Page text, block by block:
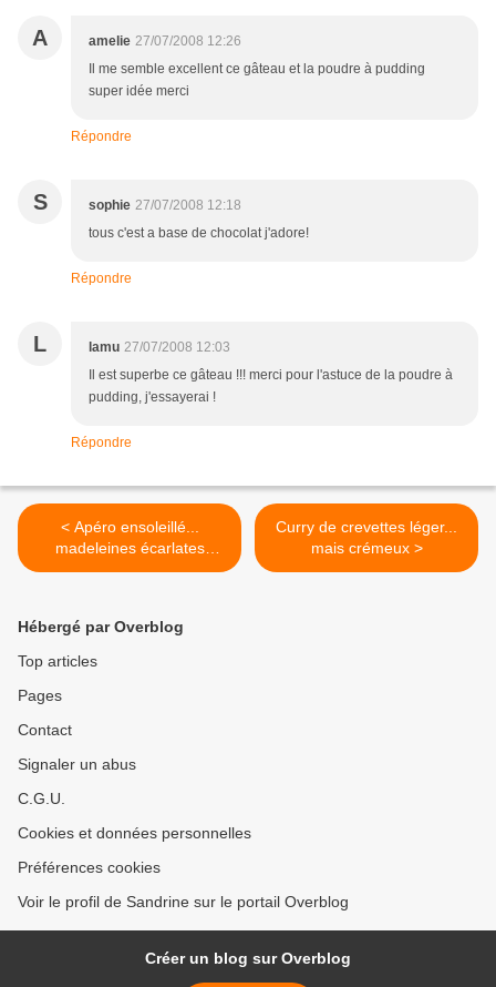
A amelie 27/07/2008 12:26
Il me semble excellent ce gâteau et la poudre à pudding
super idée merci
Répondre
S sophie 27/07/2008 12:18
tous c'est a base de chocolat j'adore!
Répondre
L lamu 27/07/2008 12:03
Il est superbe ce gâteau !!! merci pour l'astuce de la poudre à
pudding, j'essayerai !
Répondre
< Apéro ensoleillé...
madeleines écarlates
truffées d'olives noires
Curry de crevettes léger...
mais crémeux >
Hébergé par Overblog
Top articles
Pages
Contact
Signaler un abus
C.G.U.
Cookies et données personnelles
Préférences cookies
Voir le profil de Sandrine sur le portail Overblog
Créer un blog sur Overblog